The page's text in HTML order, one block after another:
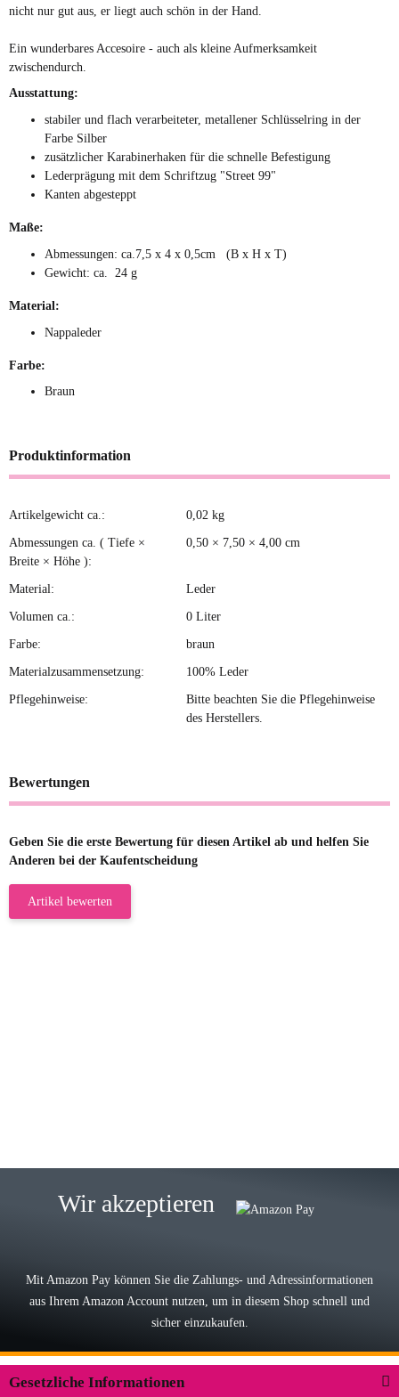
nicht nur gut aus, er liegt auch schön in der Hand.
Ein wunderbares Accesoire - auch als kleine Aufmerksamkeit
zwischendurch.
Ausstattung:
stabiler und flach verarbeiteter, metallener Schlüsselring in der
Farbe Silber
zusätzlicher Karabinerhaken für die schnelle Befestigung
Lederprägung mit dem Schriftzug "Street 99"
Kanten abgesteppt
Maße:
Abmessungen: ca.7,5 x 4 x 0,5cm (B x H x T)
Gewicht: ca. 24 g
Material:
Nappaleder
Farbe:
Braun
Produktinformation
Produkteigenschaft
Wert
Artikelgewicht ca.: 0,02 kg
Abmessungen ca. ( Tiefe ×
Breite × Höhe ):
0,50 × 7,50 × 4,00 cm
Material: Leder
Volumen ca.: 0 Liter
Farbe: braun
Materialzusammensetzung: 100% Leder
Pflegehinweise:
Bitte beachten Sie die Pflegehinweise
des Herstellers.
Bewertungen
Geben Sie die erste Bewertung für diesen Artikel ab und helfen Sie
Anderen bei der Kaufentscheidung
Artikel bewerten
Lieferung, man kann bedenkenlos
Der Koffer macht einen sehr soliden
Wir akzeptieren
Mit Amazon Pay können Sie die Zahlungs- und Adressinformationen
aus Ihrem Amazon Account nutzen, um in diesem Shop schnell und
sicher einzukaufen.
Gesetzliche Informationen